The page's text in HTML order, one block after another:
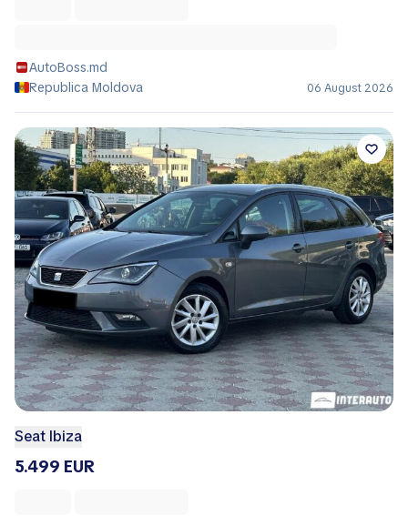
AutoBoss.md
Republica Moldova
06 August 2026
Seat Ibiza
5.499 EUR